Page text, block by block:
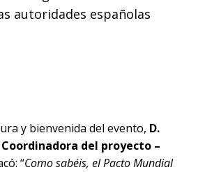
autoridades españolas
y bienvenida del evento, D.
del proyecto –
“Como sabéis, el Pacto Mundial